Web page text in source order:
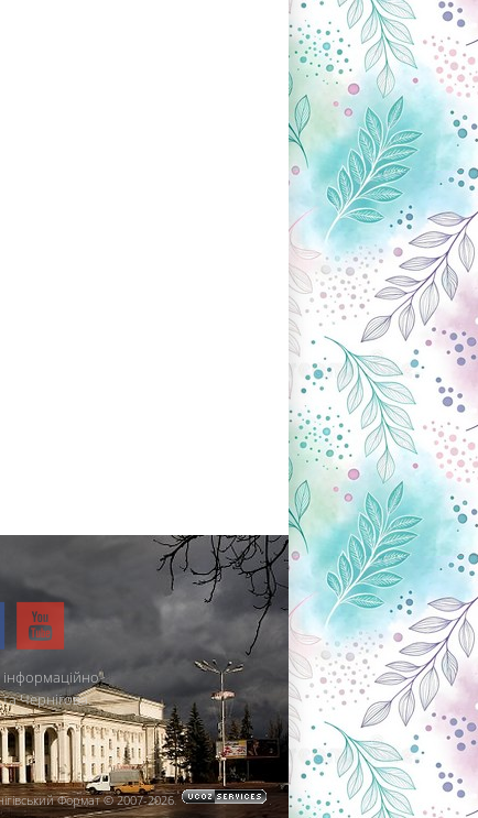
інформаційно-
Чернігова.
Формат © 2007-2026. .